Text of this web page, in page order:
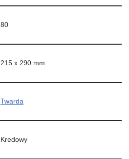
80
215 x 290 mm
Twarda
Kredowy